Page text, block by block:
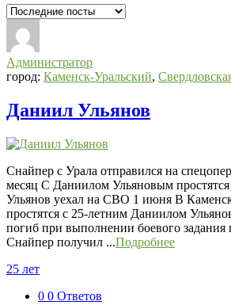
Администратор
город: Каменск-Уральский,
Даниил Ульянов
Снайпер с Урала отправился на
месяц С Даниилом Ульяновым
Ульянов уехал на СВО 1 июня В
простятся с 25-летним Даниилом
погиб при выполнении боевого задания
Снайпер получил ...Подробнее
25 лет
0 0 Ответов